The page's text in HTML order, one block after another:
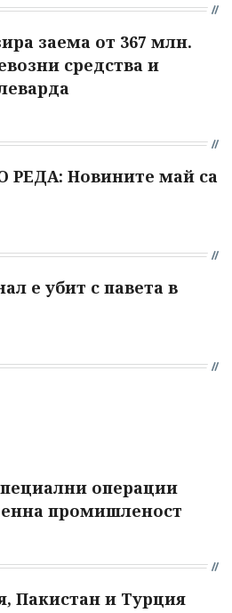
заема от 367 млн.
средства и
РЕДА: Новините май са
е убит с павета в
операции
промишленост
Пакистан и Турция